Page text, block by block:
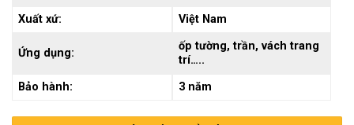
Xuất xứ:
Việt Nam
Ứng dụng:
ốp tường, trần, vách trang
trí…..
Bảo hành:
3 năm